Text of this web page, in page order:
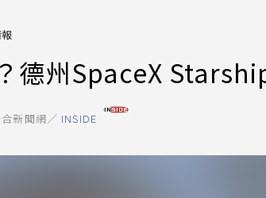
德州SpaceX
新聞網／ INSIDE